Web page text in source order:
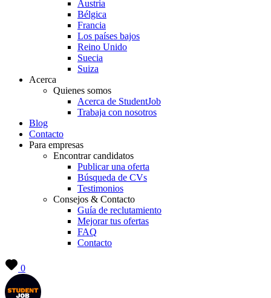
Austria
Bélgica
Francia
Los países bajos
Reino Unido
Suecia
Suiza
Acerca
Quienes somos
Acerca de StudentJob
Trabaja con nosotros
Blog
Contacto
Para empresas
Encontrar candidatos
Publicar una oferta
Búsqueda de CVs
Testimonios
Consejos & Contacto
Guía de reclutamiento
Mejorar tus ofertas
FAQ
Contacto
0